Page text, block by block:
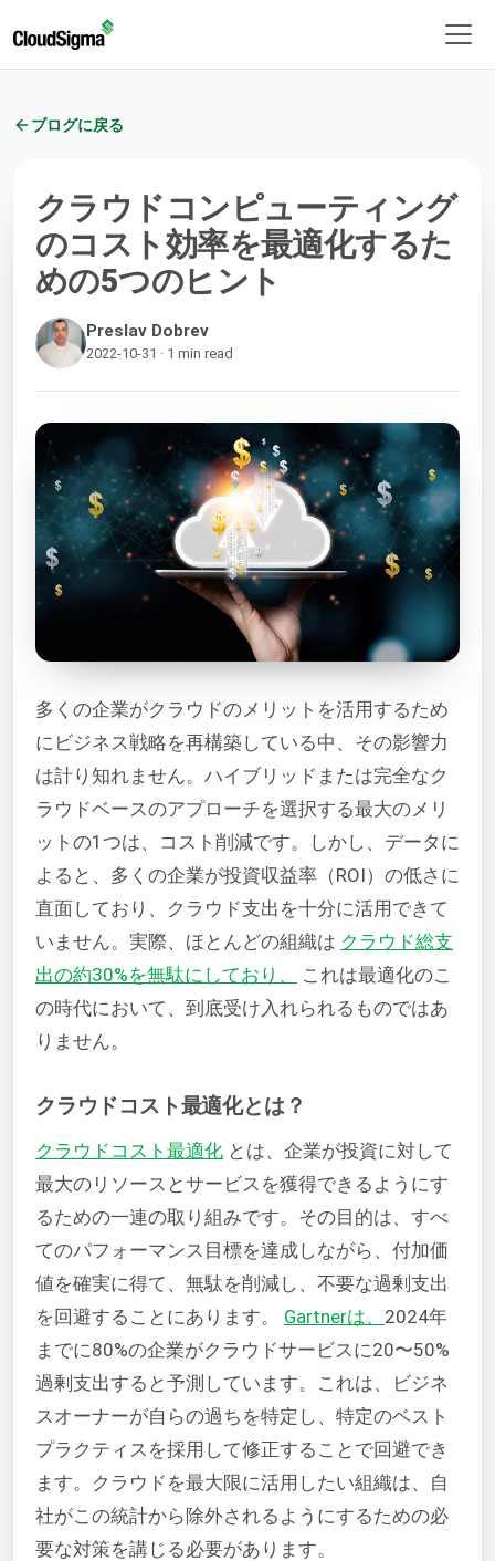
ブログに戻る
クラウドコンピューティング
のコスト効率を最適化するた
めの5つのヒント
Preslav Dobrev
2022-10-31 · 1 min read
多くの企業がクラウドのメリットを活用するため
にビジネス戦略を再構築している中、その影響力
は計り知れません。ハイブリッドまたは完全なク
ラウドベースのアプローチを選択する最大のメリ
ットの1つは、コスト削減です。しかし、データに
よると、多くの企業が投資収益率（ROI）の低さに
直面しており、クラウド支出を十分に活用できて
いません。実際、ほとんどの組織は クラウド総支
出の約30%を無駄にしており、
これは最適化のこ
の時代において、到底受け入れられるものではあ
りません。
クラウドコスト最適化とは？
クラウドコスト最適化 とは、企業が投資に対して
最大のリソースとサービスを獲得できるようにす
るための一連の取り組みです。その目的は、すべ
てのパフォーマンス目標を達成しながら、付加価
値を確実に得て、無駄を削減し、不要な過剰支出
を回避することにあります。 Gartnerは、 2024年
までに80%の企業がクラウドサービスに20〜50%
過剰支出すると予測しています。これは、ビジネ
スオーナーが自らの過ちを特定し、特定のベスト
プラクティスを採用して修正することで回避でき
ます。クラウドを最大限に活用したい組織は、自
社がこの統計から除外されるようにするための必
要な対策を講じる必要があります。